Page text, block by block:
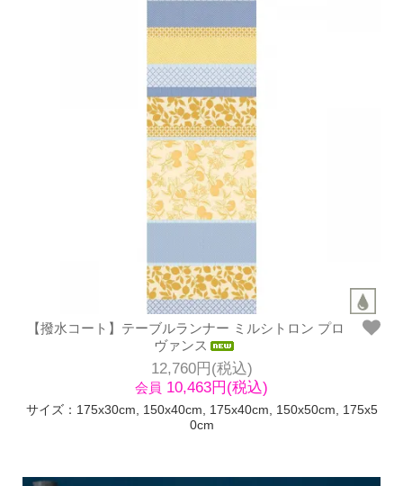
【撥水コート】テーブルランナー ミルシトロン プロ
ヴァンス
12,760円(税込)
会員 10,463円(税込)
サイズ：175x30cm, 150x40cm, 175x40cm, 150x50cm, 175x5
0cm